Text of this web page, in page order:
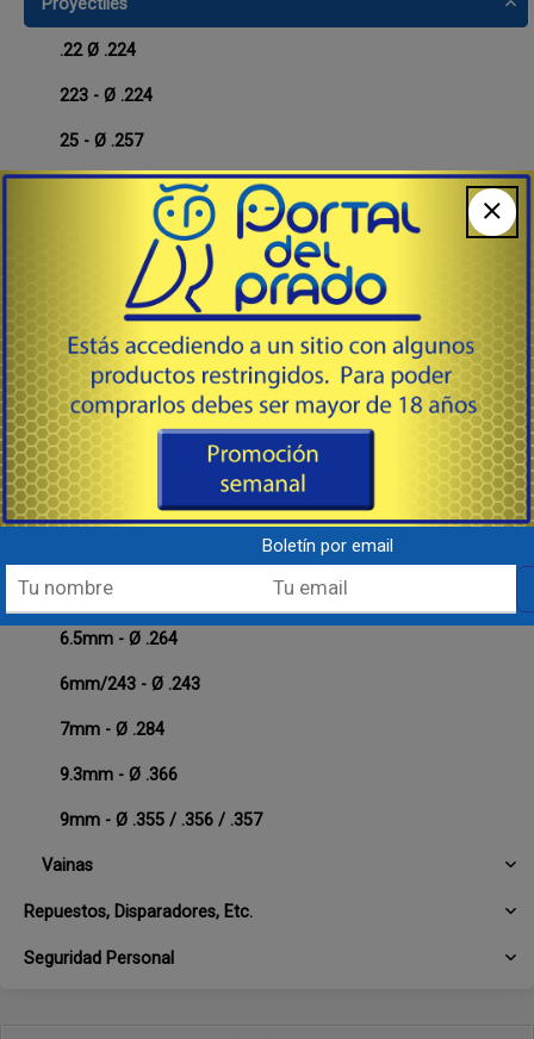
Proyectiles
.22 Ø .224
223 - Ø .224
25 - Ø .257
32 - Ø .311
338 - Ø .338 (8,6 mm)
375 - Ø .375
38 * 357 - Ø .356 / .357 / .358
380 - Ø .356
40/10 - Ø .400
45 - Ø .451
6.5mm - Ø .264
6mm/243 - Ø .243
7mm - Ø .284
9.3mm - Ø .366
9mm - Ø .355 / .356 / .357
Vainas
Repuestos, Disparadores, Etc.
Seguridad Personal
Boletín por email